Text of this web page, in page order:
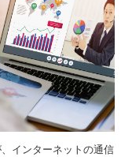
インターネットの通信